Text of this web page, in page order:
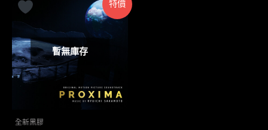
特價
暫無庫存
全新黑膠